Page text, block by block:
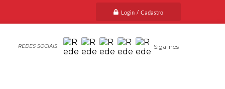
Login / Cadastro
Siga-nos